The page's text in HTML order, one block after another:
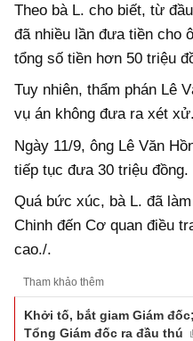
Theo bà L. cho biết, từ
đã nhiều lần đưa tiền cho
tổng số tiền hơn 50 triệu
Tuy nhiên, thẩm phán Lê
vụ án không đưa ra xét xử.
Ngày 11/9, ông Lê Văn
tiếp tục đưa 30 triệu đồng.
Quá bức xúc, bà L. đã
Chinh đến Cơ quan điều
cao./.
Tham khảo thêm
Khởi tố, bắt giam Giám
Tổng Giám đốc ra đầu thú